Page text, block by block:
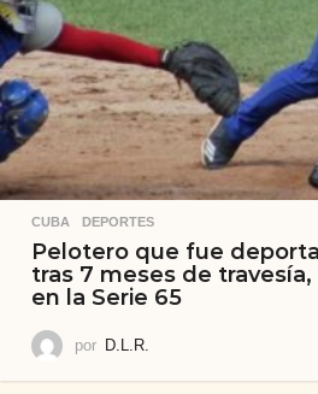
CUBA ,DEPORTES
Pelotero que fue
tras 7 meses de travesía,
en la Serie 65
por D.L.R.